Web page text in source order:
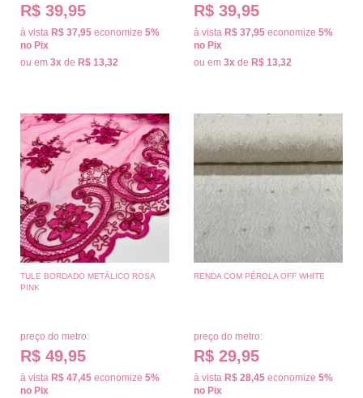
R$ 39,95
à vista R$ 37,95 economize 5%
no Pix
ou em 3x de R$ 13,32
R$ 39,95
à vista R$ 37,95 economize 5%
no Pix
ou em 3x de R$ 13,32
TULE BORDADO METÁLICO ROSA
PINK
preço do metro:
R$ 49,95
à vista R$ 47,45 economize 5%
no Pix
RENDA COM PÉROLA OFF WHITE
preço do metro:
R$ 29,95
à vista R$ 28,45 economize 5%
no Pix